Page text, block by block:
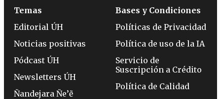
Temas
Editorial ÚH
Noticias positivas
Pódcast ÚH
Newsletters ÚH
Ñandejara Ñe’ẽ
Bases y Condiciones
Políticas de Privacidad
Política de uso de la IA
Servicio de
Suscripción a Crédito
Política de Calidad